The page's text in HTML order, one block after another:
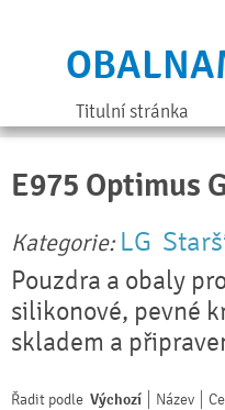
Titulní stránka
E975 Optimus
Kategorie: LG
Pouzdra a obaly
silikonové, pevné
skladem a
Řadit podle Výchozí Název